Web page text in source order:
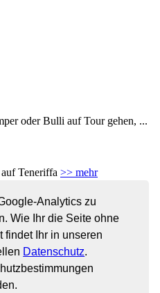
Analytics zu
Wie Ihr die Seite ohne
findet Ihr in unseren
Datenschutz.
oder Bulli auf Tour gehen, ...
Teneriffa >> mehr